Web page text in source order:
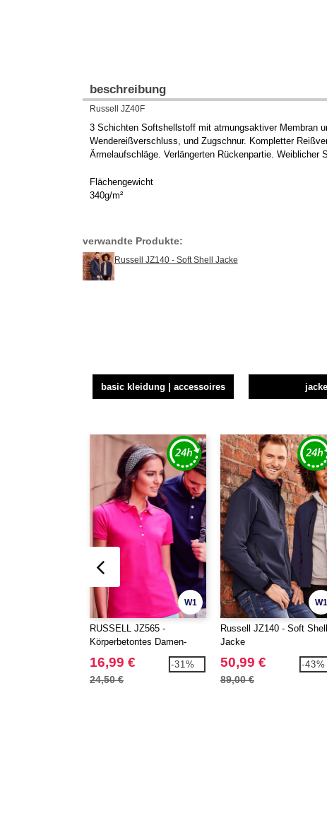
beschreibung
Russell JZ40F
3 Schichten Softshellstoff mit atmungsaktiver Membran
Wendereißverschluss, und Zugschnur. Kompletter
Ärmelaufschläge. Verlängerten Rückenpartie. Weiblicher
Flächengewicht
340g/m²
verwandte Produkte:
Russell JZ140 - Soft Shell Jacke
basic kleidung | accessoires
W1
RUSSELL JZ565 -
Körperbetontes Damen-
Stretch-Polo
16,99 €
24,50 €
-31%
W1
Russell JZ140 - Soft Shell
Jacke
50,99 €
89,00 €
-43%